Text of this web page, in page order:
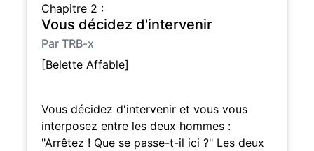
Chapitre 2 :
Vous décidez d'intervenir
Par TRB-x
[Belette Affable]
Vous décidez d'intervenir et vous vous
interposez entre les deux hommes :
"Arrêtez ! Que se passe-t-il ici ?" Les deux